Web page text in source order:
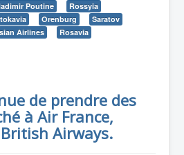
Poutine
Rossyia
Orenburg
Saratov
Airlines
Rosavia
de prendre des
à Air France,
Airways.